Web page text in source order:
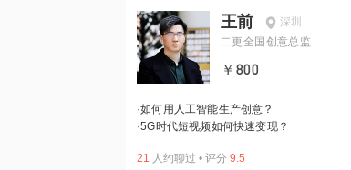
王前
深圳
二更全国创意总监
￥800
·如何用人工智能生产创意？
·5G时代短视频如何快速变现？
21 人约聊过 • 评分 9.5